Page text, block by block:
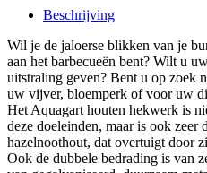
Beschrijving
Wil je de jaloerse blikken van je
aan het barbecueën bent? Wilt u
uitstraling geven? Bent u op zoek
uw vijver, bloemperk of voor uw
Het Aquagart houten hekwerk is
deze doeleinden, maar is ook zeer
hazelnoothout, dat overtuigt door
Ook de dubbele bedrading is van